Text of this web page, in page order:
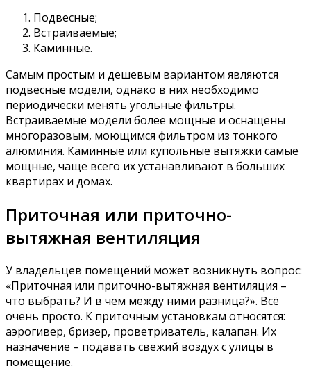
Подвесные;
Встраиваемые;
Каминные.
Самым простым и дешевым вариантом являются
подвесные модели, однако в них необходимо
периодически менять угольные фильтры.
Встраиваемые модели более мощные и оснащены
многоразовым, моющимся фильтром из тонкого
алюминия. Каминные или купольные вытяжки самые
мощные, чаще всего их устанавливают в больших
квартирах и домах.
Приточная или приточно-
вытяжная вентиляция
У владельцев помещений может возникнуть вопрос:
«Приточная или приточно-вытяжная вентиляция –
что выбрать? И в чем между ними разница?». Всё
очень просто. К приточным установкам относятся:
аэрогивер, бризер, проветриватель, калапан. Их
назначение – подавать свежий воздух с улицы в
помещение.